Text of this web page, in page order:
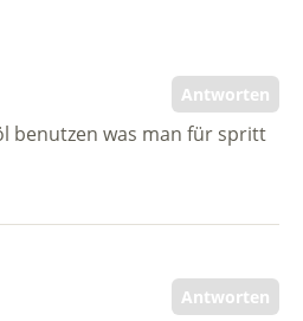
Antworten
benutzen was man für spritt
Antworten